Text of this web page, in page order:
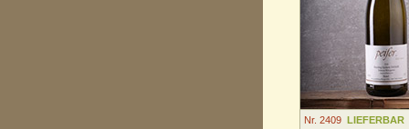
Nr. 2409 LIEFERBAR